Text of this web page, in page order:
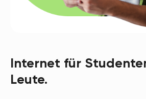
Internet für
Leute.